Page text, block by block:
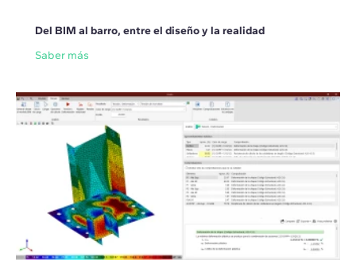
Del BIM al barro, entre el diseño y la realidad
Saber más